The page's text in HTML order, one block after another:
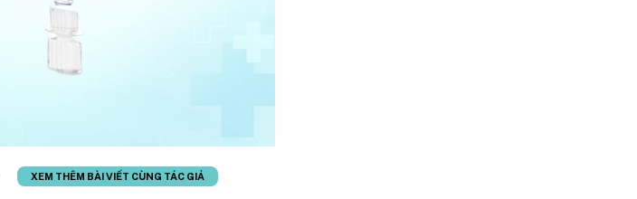
XEM THÊM BÀI VIẾT CÙNG TÁC GIẢ